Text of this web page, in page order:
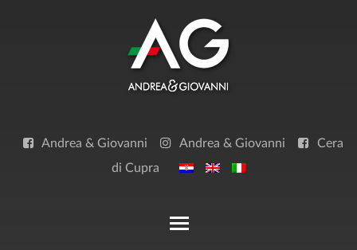
Andrea & Giovanni Andrea & Giovanni Cera
di Cupra